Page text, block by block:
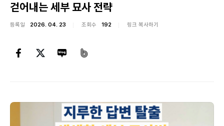
걷어내는 세부 묘사 전략
등록일 2026. 04. 23 조회수 192 링크 복사하기